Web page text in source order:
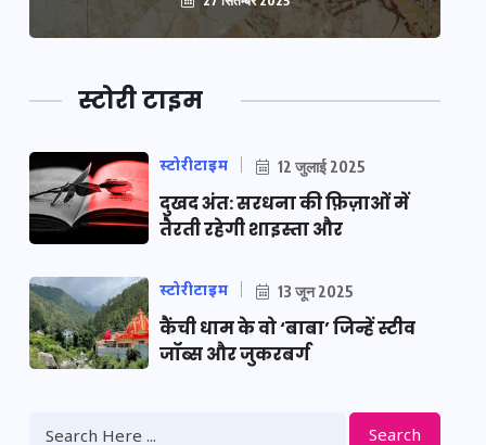
स्टोरी टाइम
स्टोरीटाइम 12 जुलाई 2025
दुखद अंत: सरधना की फ़िज़ाओं में
तैरती रहेगी शाइस्ता और
स्टोरीटाइम 13 जून 2025
कैंची धाम के वो ‘बाबा’ जिन्हें स्टीव
जॉब्स और जुकरबर्ग
Search